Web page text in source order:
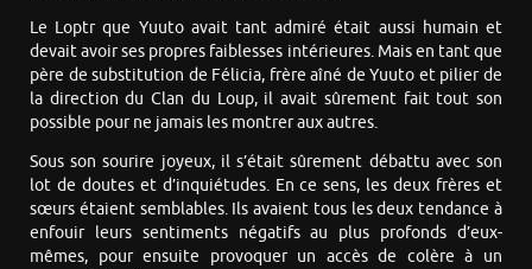
Le Loptr que Yuuto avait tant admiré était aussi humain et
devait avoir ses propres faiblesses intérieures. Mais en tant que
père de substitution de Félicia, frère aîné de Yuuto et pilier de
la direction du Clan du Loup, il avait sûrement fait tout son
possible pour ne jamais les montrer aux autres.
Sous son sourire joyeux, il s’était sûrement débattu avec son
lot de doutes et d’inquiétudes. En ce sens, les deux frères et
sœurs étaient semblables. Ils avaient tous les deux tendance à
enfouir leurs sentiments négatifs au plus profonds d’eux-
mêmes, pour ensuite provoquer un accès de colère à un